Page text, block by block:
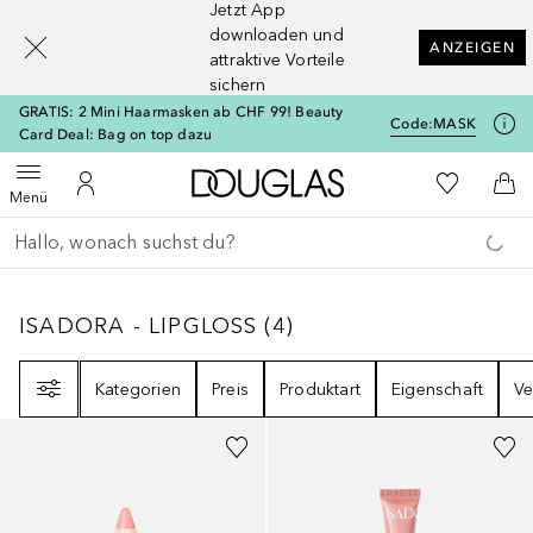
Jetzt App
downloaden und
attraktive Vorteile
sichern
ANZEIGEN
GRATIS: 2 Mini Haarmasken ab CHF 99! Beauty
Card Deal: Bag on top dazu
Code:MASK
MenüMenü öffnenZu Meinem Kundenkonto
Zur Douglas Startseite
Zu Meiner
Gehe zurück
Suche ausführen
ISADORA - LIPGLOSS4
ISADORA - LIPGLOSS (4)
Kategorien
Preis Produktart Eigenschaft
+ +1
[navigation.slideout.screenreader]